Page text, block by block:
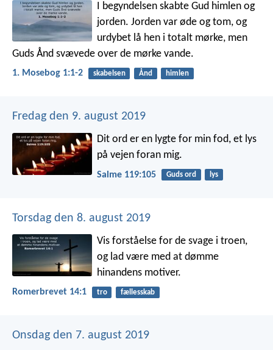
I begyndelsen skabte Gud himlen og
jorden. Jorden var øde og tom, og
urdybet lå hen i totalt mørke, men
Guds Ånd svævede over de mørke vande.
1. Mosebog 1:1-2 skabelsen Ånd himlen
Fredag den 9. august 2019
Dit ord er en lygte for min fod, et lys
på vejen foran mig.
Salme 119:105 Guds ord lys
Torsdag den 8. august 2019
Vis forståelse for de svage i troen,
og lad være med at dømme
hinandens motiver.
Romerbrevet 14:1 tro fællesskab
Onsdag den 7. august 2019